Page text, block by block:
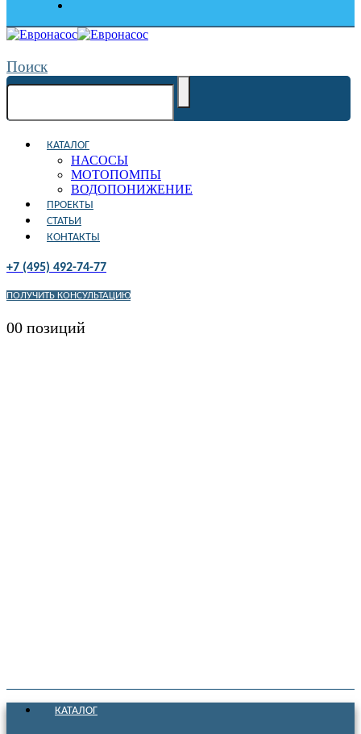
Поиск
КАТАЛОГ
НАСОСЫ
МОТОПОМПЫ
ВОДОПОНИЖЕНИЕ
ПРОЕКТЫ
СТАТЬИ
КОНТАКТЫ
+7 (495) 492-74-77
ПОЛУЧИТЬ КОНСУЛЬТАЦИЮ
00 позиций
КАТАЛОГ